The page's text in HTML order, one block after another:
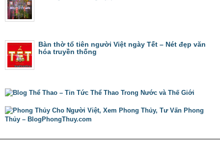
Bàn thờ tổ tiên người Việt ngày Tết – Nét đẹp văn
hóa truyền thống